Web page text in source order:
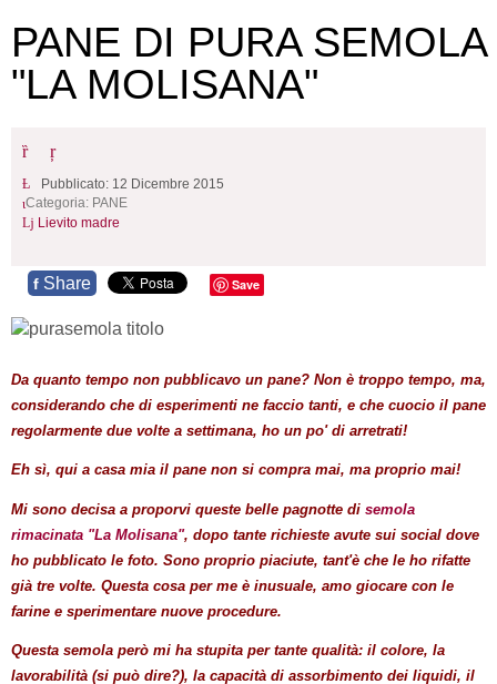
PANE DI PURA SEMOLA
"LA MOLISANA"
Pubblicato: 12 Dicembre 2015
Categoria: PANE
Lievito madre
f Share Save
Da quanto tempo non pubblicavo un pane? Non è troppo tempo, ma,
considerando che di esperimenti ne faccio tanti, e che cuocio il pane
regolarmente due volte a settimana, ho un po' di arretrati!
Eh sì, qui a casa mia il pane non si compra mai, ma proprio mai!
Mi sono decisa a proporvi queste belle pagnotte di semola
rimacinata "La Molisana", dopo tante richieste avute sui social dove
ho pubblicato le foto. Sono proprio piaciute, tant'è che le ho rifatte
già tre volte. Questa cosa per me è inusuale, amo giocare con le
farine e sperimentare nuove procedure.
Questa semola però mi ha stupita per tante qualità: il colore, la
lavorabilità (si può dire?), la capacità di assorbimento dei liquidi, il